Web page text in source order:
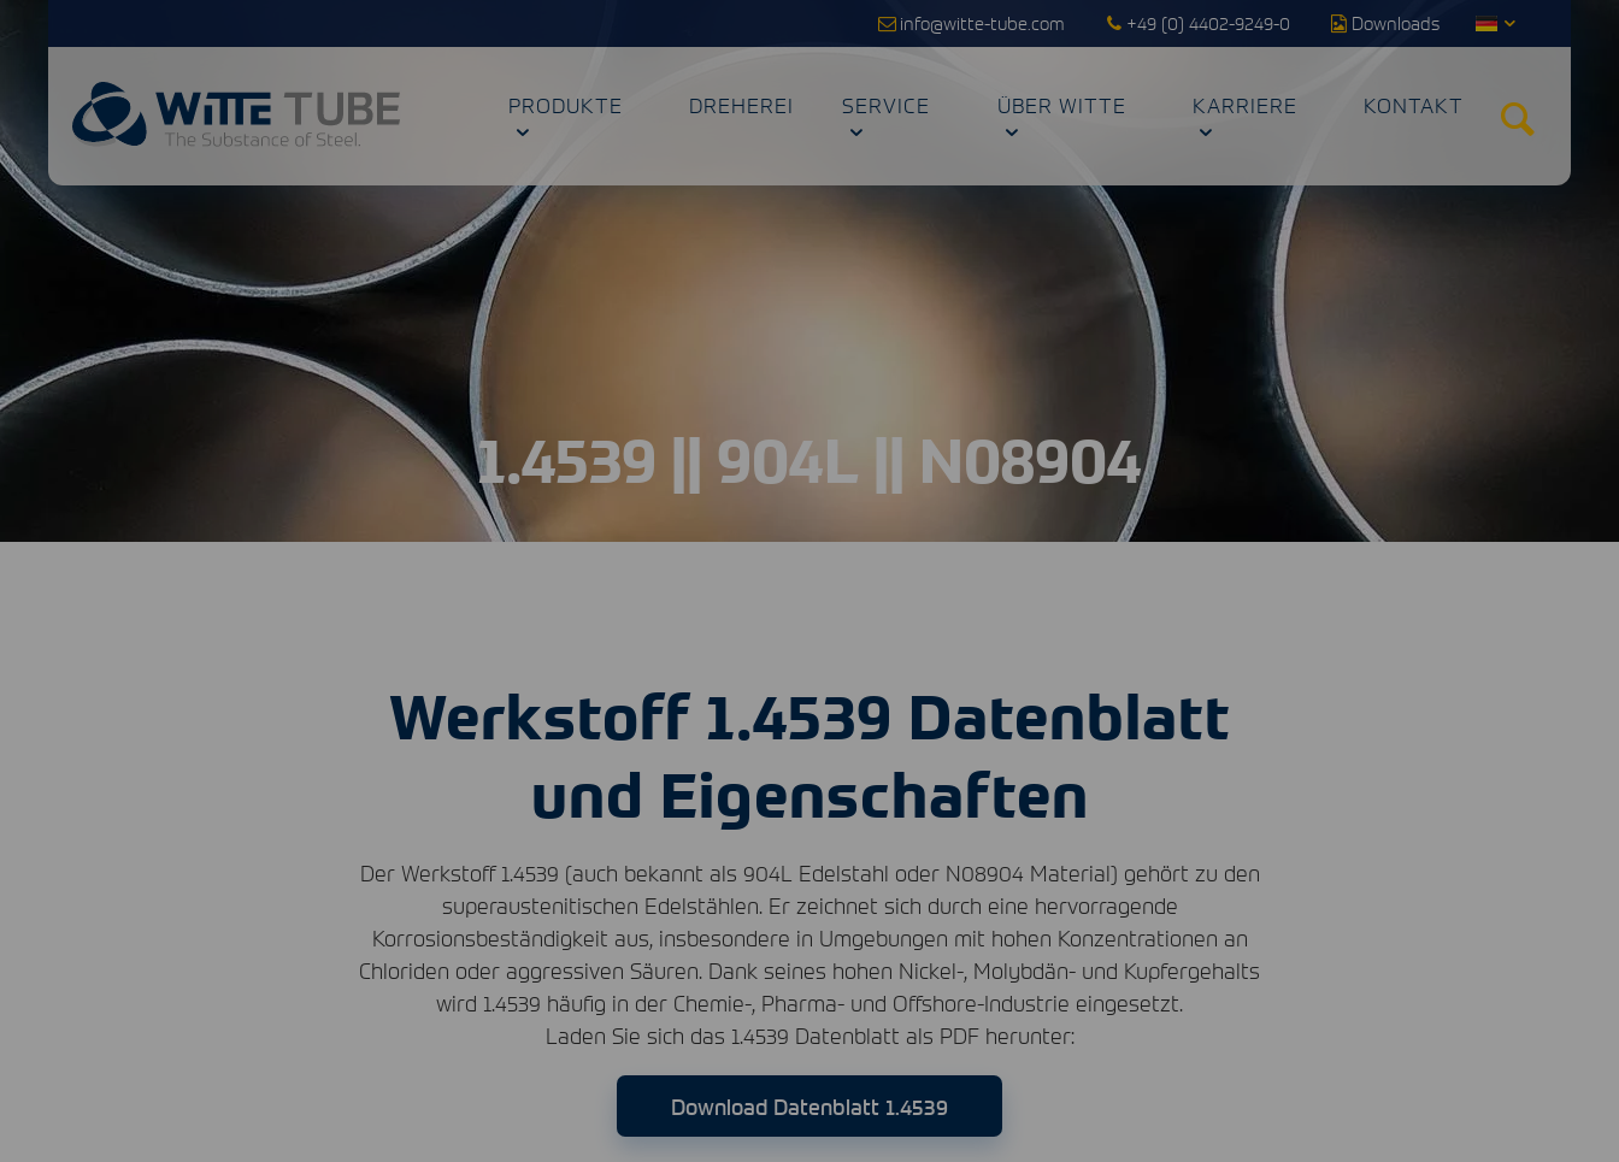
info@witte-tube.com +49 (0) 4402-9249-0 Downloads
PRODUKTE DREHEREI SERVICE ÜBER WITTE KARRIERE KONTAKT
1.4539 || 904L || N08904
Werkstoff 1.4539 Datenblatt
und Eigenschaften
Der Werkstoff 1.4539 (auch bekannt als 904L Edelstahl oder N08904 Material) gehört zu den
superaustenitischen Edelstählen. Er zeichnet sich durch eine hervorragende
Korrosionsbeständigkeit aus, insbesondere in Umgebungen mit hohen Konzentrationen an
Chloriden oder aggressiven Säuren. Dank seines hohen Nickel-, Molybdän- und Kupfergehalts
wird 1.4539 häufig in der Chemie-, Pharma- und Offshore-Industrie eingesetzt.
Laden Sie sich das 1.4539 Datenblatt als PDFherunter:
Download Datenblatt 1.4539